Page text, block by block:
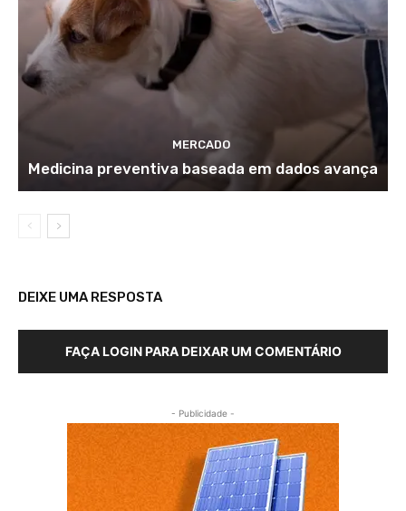
MERCADO
Medicina preventiva baseada em dados avança
DEIXE UMA RESPOSTA
FAÇA LOGIN PARA DEIXAR UM COMENTÁRIO
- Publicidade -